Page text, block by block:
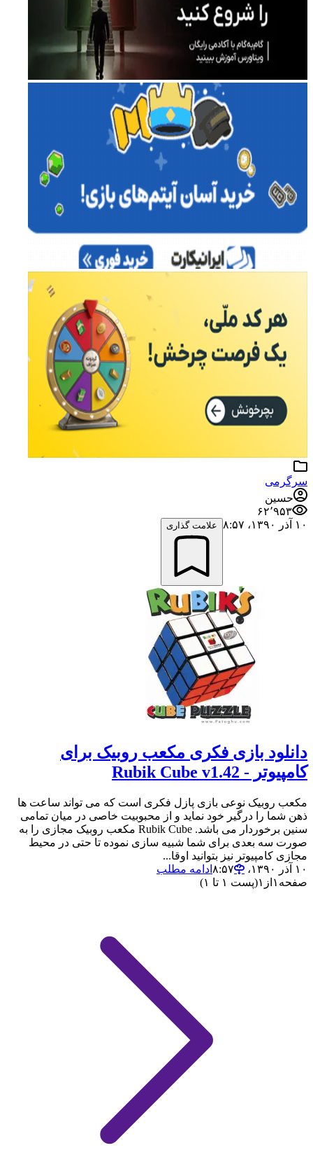
سرگرمی
حسین
۶۲٬۹۵۳
۱۰ آذر ۱۳۹۰،‏ ۸:۵۷
علامت گذاری
دانلود بازی فکری مکعب روبیک برای
کامپیوتر - Rubik Cube v1.42
مکعب روبیک نوعی بازی پازل فکری است که می تواند ساعت ها
ذهن شما را درگیر خود نماید و از محبوبیت خاصی در میان تمامی
سنین برخوردار می باشد. Rubik Cube مکعب روبیک مجازی را به
صورت سه بعدی برای شما شبیه سازی نموده تا حتی در محیط
مجازی کامپیوتر نیز بتوانید اوقا...
۱۰ آذر ۱۳۹۰،‏ ۸:۵۷
ادامه مطلب
صفحه ۱ از ۱(پست ۱ تا ۱)